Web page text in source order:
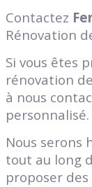
Contactez
Rénovation
Si vous êtes
rénovation
à nous
personnalisé.
Nous serons
tout au long
proposer